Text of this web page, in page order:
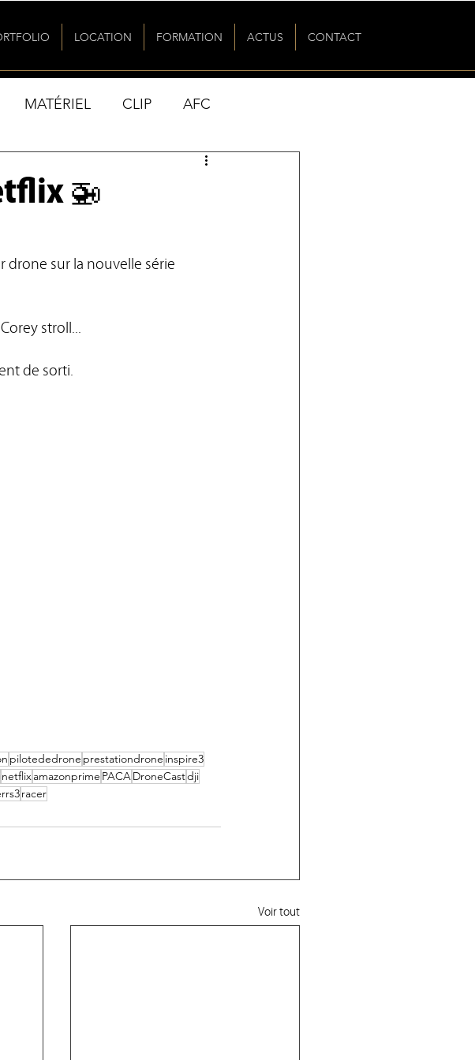
LOCATION FORMATION ACTUS CONTACT
MATÉRIEL CLIP AFC
🚁
drone sur la nouvelle série
stroll...
de sorti.
pilotededrone prestationdrone inspire3
netflixamazonprime PACADroneCastdji
racer
Voir tout